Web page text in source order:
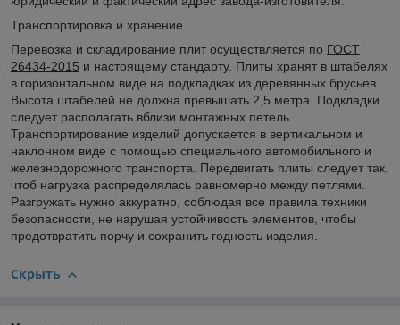
Транспортировка и хранение
Перевозка и складирование плит осуществляется по ГОСТ
26434-2015 и настоящему стандарту. Плиты хранят в штабелях
в горизонтальном виде на подкладках из деревянных брусьев.
Высота штабелей не должна превышать 2,5 метра. Подкладки
следует располагать вблизи монтажных петель.
Транспортирование изделий допускается в вертикальном и
наклонном виде с помощью специального автомобильного и
железнодорожного транспорта. Передвигать плиты следует так,
чтоб нагрузка распределялась равномерно между петлями.
Разгружать нужно аккуратно, соблюдая все правила техники
безопасности, не нарушая устойчивость элементов, чтобы
предотвратить порчу и сохранить годность изделия.
Скрыть